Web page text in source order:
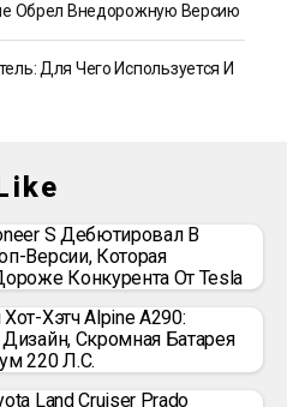
Обрел Внедорожную Версию
Для Чего Используется И
S Дебютировал В
Версии, Которая
Конкурента От Tesla
Хэтч Alpine A290:
Скромная Батарея
220 Л.с.
Land Cruiser Prado